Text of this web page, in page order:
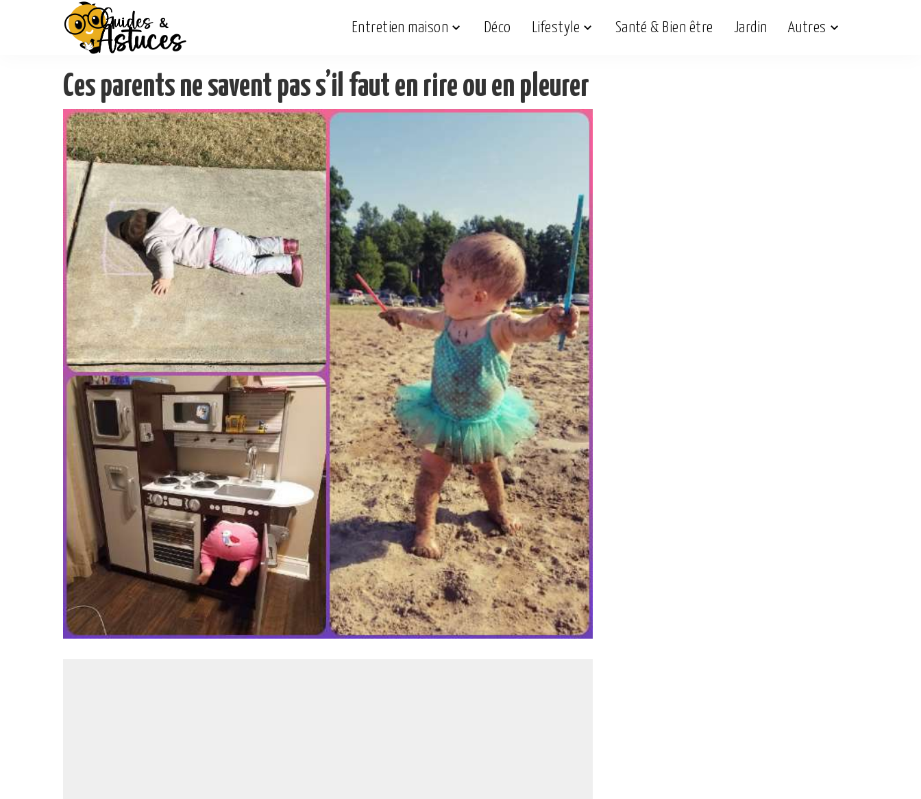
Entretien maison Déco Lifestyle Santé & Bien être Jardin Autres
Ces parents ne savent pas s’il faut en rire ou en pleurer